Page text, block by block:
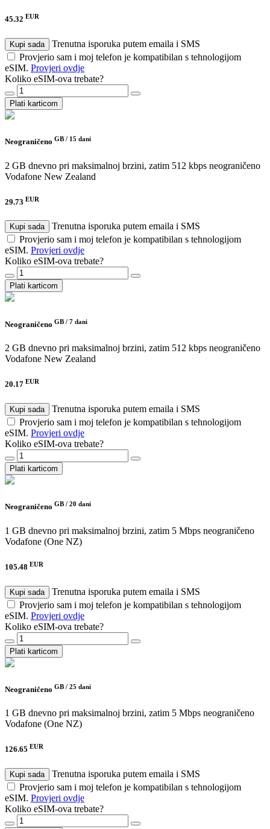
45.32 EUR
Kupi sada
Trenutna isporuka putem emaila i SMS
Provjerio sam i moj telefon je kompatibilan s tehnologijom
eSIM. Provjeri ovdje
Koliko eSIM-ova trebate?
Plati karticom
Neograničeno GB / 15 dani
2 GB dnevno pri maksimalnoj brzini, zatim 512 kbps neograničeno
Vodafone New Zealand
29.73 EUR
Kupi sada
Trenutna isporuka putem emaila i SMS
Provjerio sam i moj telefon je kompatibilan s tehnologijom
eSIM. Provjeri ovdje
Koliko eSIM-ova trebate?
Plati karticom
Neograničeno GB / 7 dani
2 GB dnevno pri maksimalnoj brzini, zatim 512 kbps neograničeno
Vodafone New Zealand
20.17 EUR
Kupi sada
Trenutna isporuka putem emaila i SMS
Provjerio sam i moj telefon je kompatibilan s tehnologijom
eSIM. Provjeri ovdje
Koliko eSIM-ova trebate?
Plati karticom
Neograničeno GB / 20 dani
1 GB dnevno pri maksimalnoj brzini, zatim 5 Mbps neograničeno
Vodafone (One NZ)
105.48 EUR
Kupi sada
Trenutna isporuka putem emaila i SMS
Provjerio sam i moj telefon je kompatibilan s tehnologijom
eSIM. Provjeri ovdje
Koliko eSIM-ova trebate?
Plati karticom
Neograničeno GB / 25 dani
1 GB dnevno pri maksimalnoj brzini, zatim 5 Mbps neograničeno
Vodafone (One NZ)
126.65 EUR
Kupi sada
Trenutna isporuka putem emaila i SMS
Provjerio sam i moj telefon je kompatibilan s tehnologijom
eSIM. Provjeri ovdje
Koliko eSIM-ova trebate?